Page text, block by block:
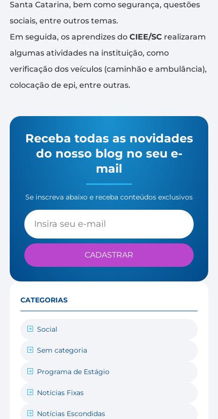
Santa Catarina, bem como segurança, questões
sociais, entre outros temas.
Em seguida, os aprendizes do CIEE/SC realizaram
algumas atividades na instituição, como
verificação dos veículos (caminhão e ambulância),
colocação de epi, entre outras.
Receba todas as novidades
do nosso blog no seu e-
mail
Se inscreva abaixo e receba conteúdos exclusivos
CADASTRAR
CATEGORIAS
Social
Sem categoria
Programa de Estágio
Notícias Fixas
Notícias Escondidas